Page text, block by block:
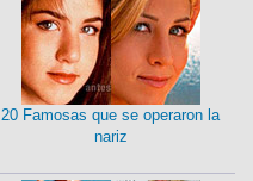
20 Famosas que se operaron la
nariz